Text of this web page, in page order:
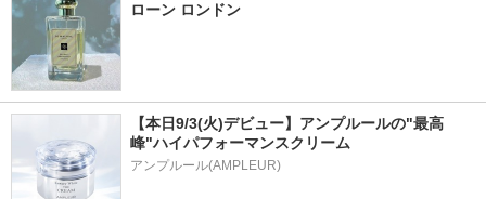
ローン ロンドン
【本日9/3(火)デビュー】アンプルールの"最高
峰"ハイパフォーマンスクリーム
アンプルール(AMPLEUR)